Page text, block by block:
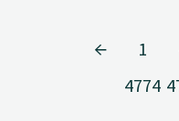
1
4774